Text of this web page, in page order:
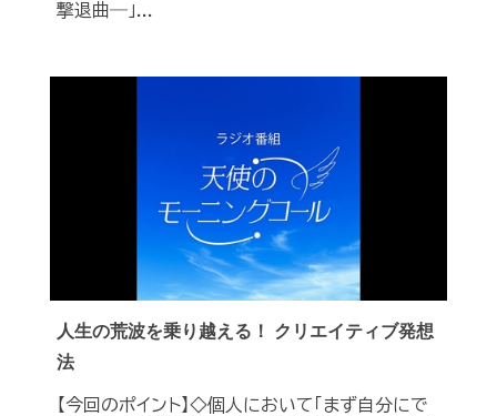
撃退曲―」...
人生の荒波を乗り越える！ クリエイティブ発想
法
【今回のポイント】◇個人において「まず自分にで